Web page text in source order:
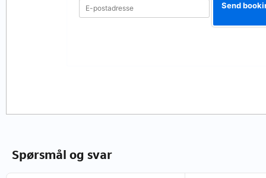
Send
Spørsmål og svar